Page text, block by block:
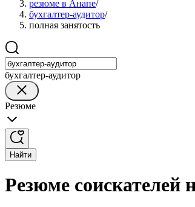
резюме в Анапе/
бухгалтер-аудитор/
полная занятость
бухгалтер-аудитор
Резюме
Найти
Резюме соискателей